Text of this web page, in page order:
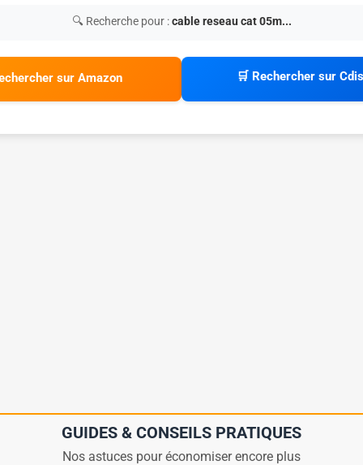
🔍 Recherche pour :cable reseau cat 05m...
sur Amazon 🛒 Rechercher sur
GUIDES & CONSEILS PRATIQUES
Nos astuces pour économiser encore plus